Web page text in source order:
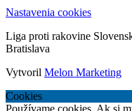
Nastavenia cookies
Liga proti rakovine
Bratislava
Vytvoril Melon Marketing
Cookies
Používame cookies. Ak si